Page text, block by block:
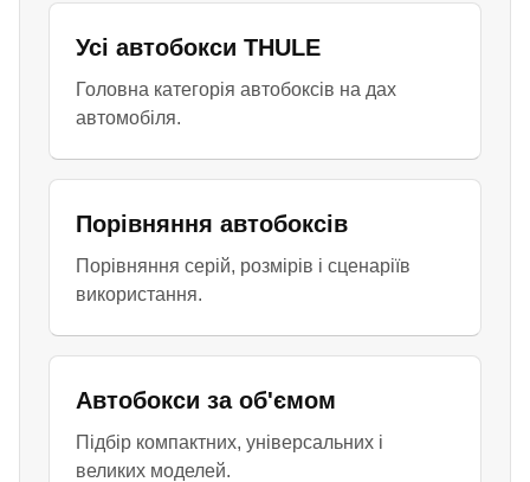
Усі автобокси THULE
Головна категорія автобоксів на дах
автомобіля.
Порівняння автобоксів
Порівняння серій, розмірів і сценаріїв
використання.
Автобокси за об'ємом
Підбір компактних, універсальних і
великих моделей.